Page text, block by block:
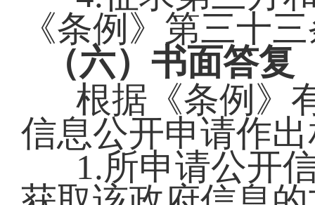
《条例》第三十
（六）书面答复
根据《条例》
信息公开申请作
1.所申请公开